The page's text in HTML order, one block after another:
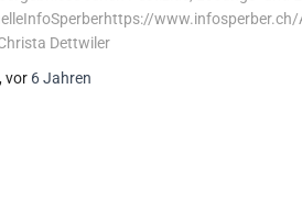
Dettwiler
, vor 6 Jahren